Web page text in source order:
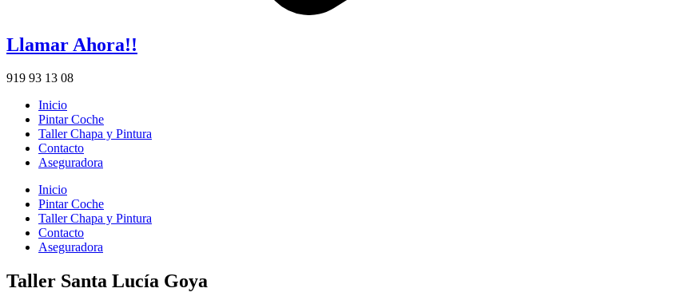
Llamar Ahora!!
919 93 13 08
Inicio
Pintar Coche
Taller Chapa y Pintura
Contacto
Aseguradora
Inicio
Pintar Coche
Taller Chapa y Pintura
Contacto
Aseguradora
Taller Santa Lucía Goya